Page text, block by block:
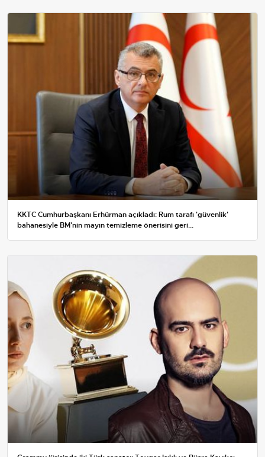
KKTC Cumhurbaşkanı Erhürman açıkladı: Rum tarafı 'güvenlik'
bahanesiyle BM'nin mayın temizleme önerisini geri...